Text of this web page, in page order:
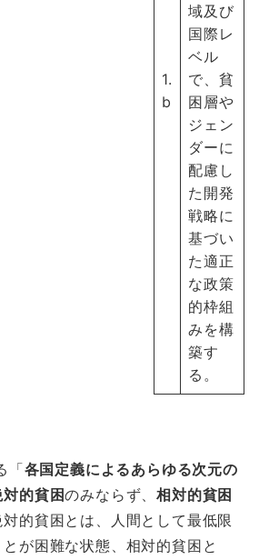
1.
b
域及び
国際レ
ベル
で、貧
困層や
ジェン
ダーに
配慮し
た開発
戦略に
基づい
た適正
な政策
的枠組
みを構
築す
る。
「各国定義によるあらゆる次元の
対的貧困のみならず、相対的貧困
的貧困とは、人間として最低限
が困難な状態、相対的貧困と